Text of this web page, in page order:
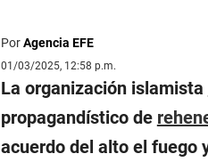
PorAgencia EFE
01/03/2025, 12:58 p.m.
La organización islamista
propagandístico de
acuerdo del alto el fuego